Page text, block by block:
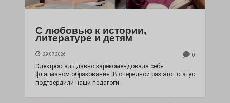
С любовью к истории,
литературе и детям
29.07.2026 0
Электросталь давно зарекомендовала себя
флагманом образования. В очередной раз этот статус
подтвердили наши педагоги.